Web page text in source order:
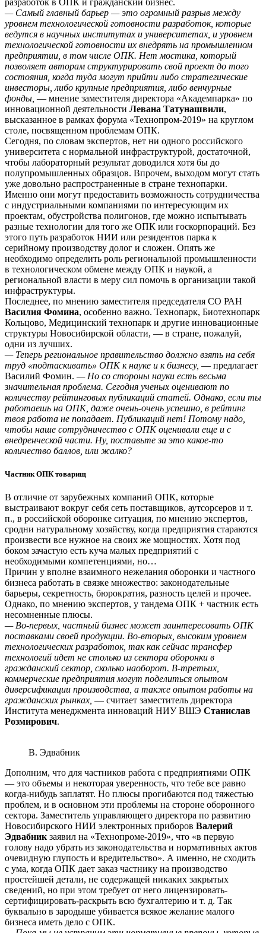
— Самый главный барьер — это огромный разрыв между
уровнем технологической готовности разработок, которые
ведутся в научных институтах и университетах, и уровнем
технологической готовности их внедрять на промышленном
предприятии, в том числе ОПК. Нет мостика, который
позволяет авторам структурировать свой проект до того
состояния, когда туда могут прийти либо стратегические
инвесторы, либо крупные предприятия, либо венчурные
фонды, — мнение заместителя директора «Академпарка» по
инновационной деятельности Левана Татунашвили,
высказанное в рамках форума «Технопром-2019» на круглом
столе, посвященном проблемам ОПК.
Сегодня, по словам экспертов, нет ни одного российского
университета с нормальной инфраструктурой, достаточной,
чтобы лабораторный результат доводился хотя бы до
полупромышленных образцов. Впрочем, выходом могут стать
уже довольно распространенные в стране технопарки.
Именно они могут предоставить возможность сотрудничества
с индустриальными компаниями по интересующим их
проектам, обустройства полигонов, где можно испытывать
разные технологии для того же ОПК или госкорпораций. Без
этого путь разработок НИИ или резидентов парка к
серийному производству долог и сложен. Опять же
необходимо определить роль региональной промышленности
в технологическом обмене между ОПК и наукой, а
региональной власти в меру сил помочь в организации такой
инфраструктуры.
Последнее, по мнению заместителя председателя СО РАН
Василия Фомина, особенно важно. Технопарк, Биотехнопарк
Кольцово, Медицинский технопарк и другие инновационные
структуры Новосибирской области, — в стране, пожалуй,
одни из лучших.
— Теперь региональное правительство должно взять на себя
труд «подтаскивать» ОПК к науке и к бизнесу, — предлагает
Василий Фомин. — Но со стороны науки есть весьма
значительная проблема. Сегодня ученых оценивают по
количеству рейтинговых публикаций статей. Однако, если ты
работаешь на ОПК, даже очень-очень успешно, в рейтинг
твоя работа не попадает. Публикаций нет! Потому надо,
чтобы наше сотрудничество с ОПК оценивали еще и с
внедренческой части. Ну, поставьте за это какое-то
количество баллов, или жалко?
Частник ОПК товарищ
В отличие от зарубежных компаний ОПК, которые
выстраивают вокруг себя сеть поставщиков, аутсорсеров и т.
п., в российской оборонке ситуация, по мнению экспертов,
сродни натуральному хозяйству, когда предприятия стараются
произвести все нужное на своих же мощностях. Хотя под
боком зачастую есть куча малых предприятий с
необходимыми компетенциями, но…
Причин у вполне взаимного нежелания оборонки и частного
бизнеса работать в связке множество: законодательные
барьеры, секретность, бюрократия, разность целей и прочее.
Однако, по мнению экспертов, у тандема ОПК + частник есть
несомненные плюсы.
— Во-первых, частный бизнес может заинтересовать ОПК
поставками своей продукции. Во-вторых, высоким уровнем
технологических разработок, так как сейчас трансфер
технологий идет не столько из сектора оборонки в
гражданский сектор, сколько наоборот. В-третьих,
коммерческие предприятия могут поделиться опытом
диверсификации производства, а также опытом работы на
гражданских рынках, — считает заместитель директора
Института менеджмента инноваций НИУ ВШЭ Станислав
Розмирович.
В. Эдвабник
Дополним, что для частников работа с предприятиями ОПК
— это объемы и некоторая уверенность, что тебе все равно
когда-нибудь заплатят. Но плюсы прогибаются под тяжестью
проблем, и в основном эти проблемы на стороне оборонного
сектора. Заместитель управляющего директора по развитию
Новосибирского НИИ электронных приборов Валерий
Эдвабник заявил на «Технопроме-2019», что «в первую
голову надо убрать из законодательства и нормативных актов
очевидную глупость и вредительство». А именно, не сходить
с ума, когда ОПК дает заказ частнику на производство
простейшей детали, не содержащей никаких закрытых
сведений, но при этом требует от него лицензировать-
сертифицировать-раскрыть всю бухгалтерию и т. д. Так
буквально в зародыше убивается всякое желание малого
бизнеса иметь дело с ОПК.